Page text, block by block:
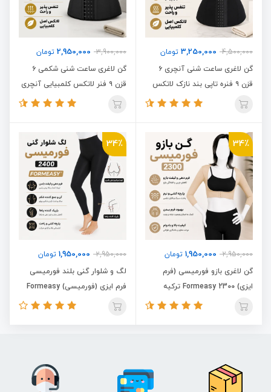
4,500,000
3,250,000 تومان
گن لاغری ساعت شنی آنچری ۶
قزن ۹ فنره تاپی بند نازک لاتکس
کلمبیایی Ann Chery 2026 اصل
3,900,000
2,950,000 تومان
گن لاغری ساعت شنی شکمی ۶
قزن ۹ فنر لاتکس کلمبیایی آنچری
2023 Ann Chery اصل
34٪
2,950,000
1,950,000 تومان
گن لاغری بازو فورمیسی (فرم
ایزی) 2300 Formeasy ترکیه
اصلی
34٪
2,950,000
1,950,000 تومان
لگ و شلوار گنی بلند فورمیسی
فرم ایزی (فورمیسی) Formeasy
2400 ترکیه اصلی